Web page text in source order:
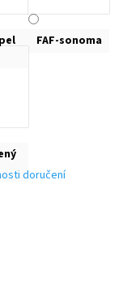
FAF-sonoma
doručení